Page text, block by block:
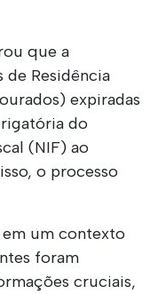
que a
de Residência
expiradas
do
(NIF) ao
o processo
um contexto
foram
cruciais,